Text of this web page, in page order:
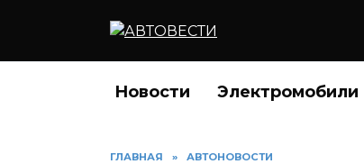
Новости Электромобили
ГЛАВНАЯ » АВТОНОВОСТИ